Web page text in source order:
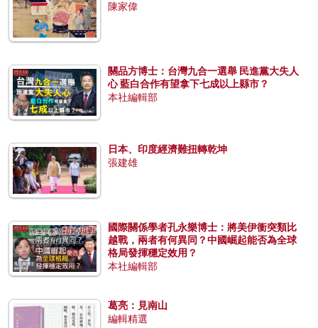
陳家偉
關品方博士：台灣九合一選舉 民進黨大失人
心 藍白合作有望拿下七成以上縣市？
本社編輯部
日本、印度經濟難扭轉乾坤
張建雄
國際關係學者孔永樂博士：將美伊衝突類比
越戰，兩者有何異同？中國崛起能否為全球
格局發揮穩定效用？
本社編輯部
葛亮：見南山
編輯精選